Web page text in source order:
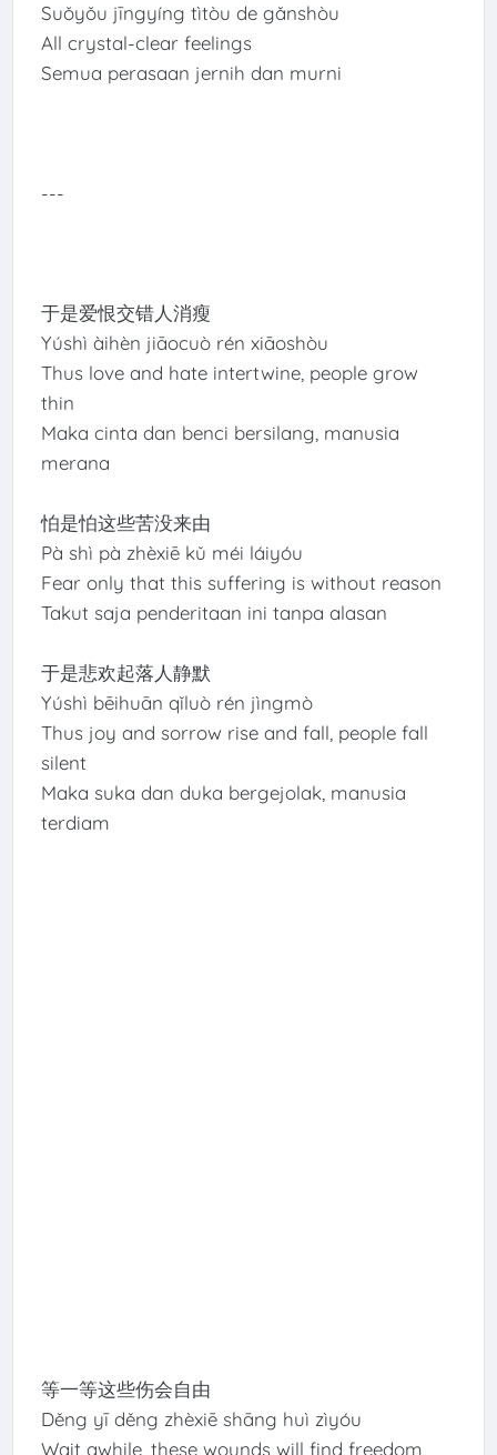
Suǒyǒu jīngyíng tìtòu de gǎnshòu
All crystal-clear feelings
Semua perasaan jernih dan murni
---
于是爱恨交错人消瘦
Yúshì àihèn jiāocuò rén xiāoshòu
Thus love and hate intertwine, people grow
thin
Maka cinta dan benci bersilang, manusia
merana
怕是怕这些苦没来由
Pà shì pà zhèxiē kǔ méi láiyóu
Fear only that this suffering is without reason
Takut saja penderitaan ini tanpa alasan
于是悲欢起落人静默
Yúshì bēihuān qǐluò rén jìngmò
Thus joy and sorrow rise and fall, people fall
silent
Maka suka dan duka bergejolak, manusia
terdiam
等一等这些伤会自由
Děng yī děng zhèxiē shāng huì zìyóu
Wait awhile, these wounds will find freedom